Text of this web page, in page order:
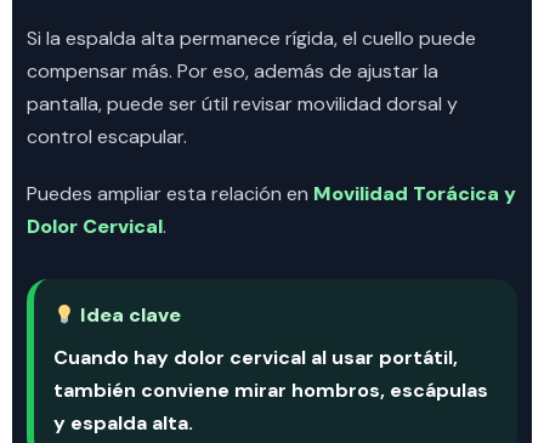
Si la espalda alta permanece rígida, el cuello puede
compensar más. Por eso, además de ajustar la
pantalla, puede ser útil revisar movilidad dorsal y
control escapular.
Puedes ampliar esta relación en Movilidad Torácica y
Dolor Cervical.
Idea clave
Cuando hay dolor cervical al usar portátil,
también conviene mirar hombros, escápulas
y espalda alta.